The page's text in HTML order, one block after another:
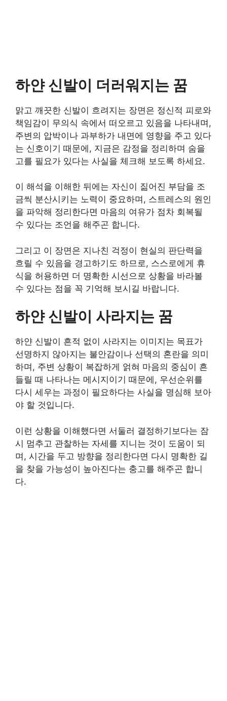
하얀 신발이 더러워지는 꿈
맑고 깨끗한 신발이 흐려지는 장면은 정신적 피로와
책임감이 무의식 속에서 떠오르고 있음을 나타내며,
주변의 압박이나 과부하가 내면에 영향을 주고 있다
는 신호이기 때문에, 지금은 감정을 정리하며 숨을
고를 필요가 있다는 사실을 체크해 보도록 하세요.
이 해석을 이해한 뒤에는 자신이 짊어진 부담을 조
금씩 분산시키는 노력이 중요하며, 스트레스의 원인
을 파악해 정리한다면 마음의 여유가 점차 회복될
수 있다는 조언을 해주곤 합니다.
그리고 이 장면은 지나친 걱정이 현실의 판단력을
흐릴 수 있음을 경고하기도 하므로, 스스로에게 휴
식을 허용하면 더 명확한 시선으로 상황을 바라볼
수 있다는 점을 꼭 기억해 보시길 바랍니다.
하얀 신발이 사라지는 꿈
하얀 신발이 흔적 없이 사라지는 이미지는 목표가
선명하지 않아지는 불안감이나 선택의 혼란을 의미
하며, 주변 상황이 복잡하게 얽혀 마음의 중심이 흔
들릴 때 나타나는 메시지이기 때문에, 우선순위를
다시 세우는 과정이 필요하다는 사실을 명심해 보아
야 할 것입니다.
이런 상황을 이해했다면 서둘러 결정하기보다는 잠
시 멈추고 관찰하는 자세를 지니는 것이 도움이 되
며, 시간을 두고 방향을 정리한다면 다시 명확한 길
을 찾을 가능성이 높아진다는 충고를 해주곤 합니
다.